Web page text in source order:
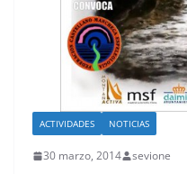
ACTIVIDADES NOTICIAS
30 marzo, 2014 sevione